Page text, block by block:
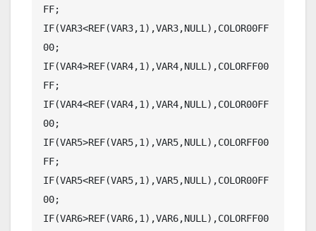
FF;
IF(VAR3<REF(VAR3,1),VAR3,NULL),COLOR00FF
00;
IF(VAR4>REF(VAR4,1),VAR4,NULL),COLORFF00
FF;
IF(VAR4<REF(VAR4,1),VAR4,NULL),COLOR00FF
00;
IF(VAR5>REF(VAR5,1),VAR5,NULL),COLORFF00
FF;
IF(VAR5<REF(VAR5,1),VAR5,NULL),COLOR00FF
00;
IF(VAR6>REF(VAR6,1),VAR6,NULL),COLORFF00